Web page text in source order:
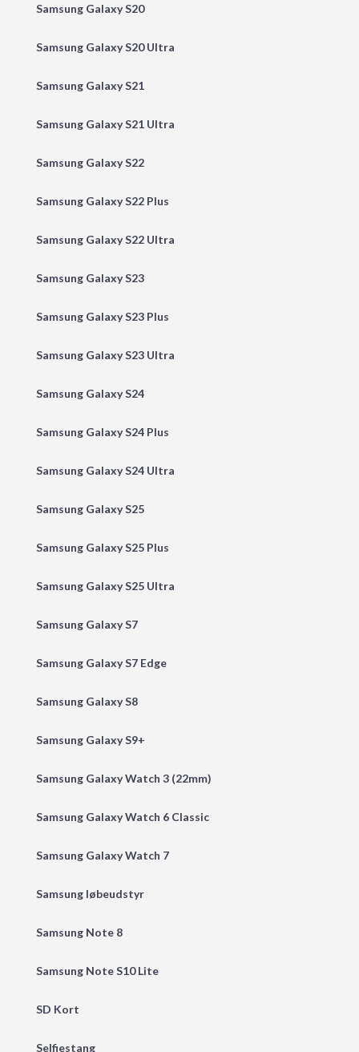
Samsung Galaxy S20
Samsung Galaxy S20 Ultra
Samsung Galaxy S21
Samsung Galaxy S21 Ultra
Samsung Galaxy S22
Samsung Galaxy S22 Plus
Samsung Galaxy S22 Ultra
Samsung Galaxy S23
Samsung Galaxy S23 Plus
Samsung Galaxy S23 Ultra
Samsung Galaxy S24
Samsung Galaxy S24 Plus
Samsung Galaxy S24 Ultra
Samsung Galaxy S25
Samsung Galaxy S25 Plus
Samsung Galaxy S25 Ultra
Samsung Galaxy S7
Samsung Galaxy S7 Edge
Samsung Galaxy S8
Samsung Galaxy S9+
Samsung Galaxy Watch 3 (22mm)
Samsung Galaxy Watch 6 Classic
Samsung Galaxy Watch 7
Samsung løbeudstyr
Samsung Note 8
Samsung Note S10 Lite
SD Kort
Selfiestang